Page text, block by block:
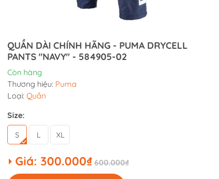
QUẦN DÀI CHÍNH HÃNG - PUMA DRYCELL
PANTS ''NAVY'' - 584905-02
Còn hàng
Thương hiệu: Puma
Loại: Quần
Size:
S L XL
Giá: 300.000₫ 600.000₫